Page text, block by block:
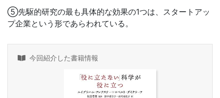
⑤先駆的研究の最も具体的な効果の1つは、スタートアッ
プ企業という形であらわれている。
今回紹介した書籍情報